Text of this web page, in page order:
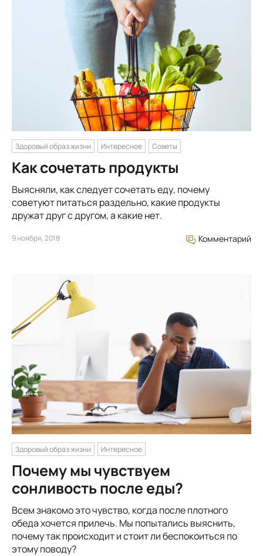
Здоровый образ жизни Интересное Советы
Как сочетать продукты
Выясняли, как следует сочетать еду, почему
советуют питаться раздельно, какие продукты
дружат друг с другом, а какие нет.
9 ноября, 2018 Комментарий
Здоровый образ жизни Интересное
Почему мы чувствуем
сонливость после еды?
Всем знакомо это чувство, когда после плотного
обеда хочется прилечь. Мы попытались выяснить,
почему так происходит и стоит ли беспокоиться по
этому поводу?